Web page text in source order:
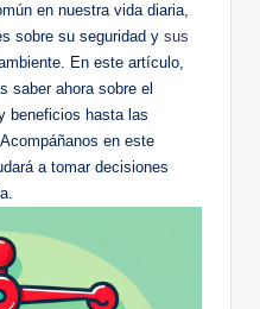
en nuestra vida diaria,​
‍sobre su seguridad y sus
En este ⁢artículo,
saber ahora sobre⁣ el
beneficios hasta las
en este
a tomar decisiones